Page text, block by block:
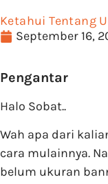
Ketahui Tentang
September 16,
Pengantar
Halo Sobat..
Wah apa dari
cara mulainnya.
belum ukuran